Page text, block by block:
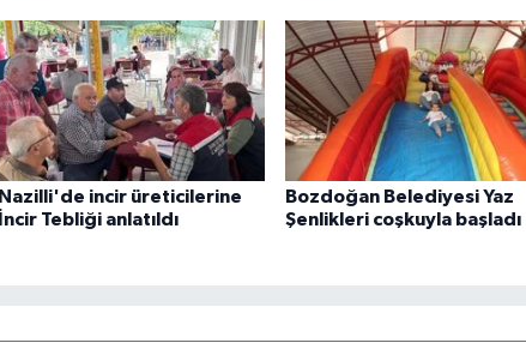
Nazilli'de incir üreticilerine
İncir Tebliği anlatıldı
Bozdoğan Belediyesi Yaz
Şenlikleri coşkuyla başladı